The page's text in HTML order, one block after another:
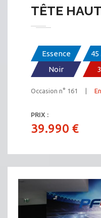
TÊTE
Essence 45
Noir
Occasion n° 161 |
PRIX :
39.990 €